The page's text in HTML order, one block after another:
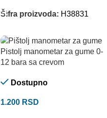
Šifra proizvoda: H38831
Pistolj manometar za gume 0-
12 bara sa crevom
Dostupno
1.200 RSD